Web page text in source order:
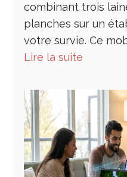
combinant trois
planches sur un
votre survie. Ce
Lire la suite